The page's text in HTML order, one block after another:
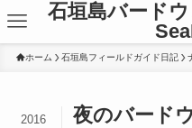
石垣島バード
ホーム 石垣島フィールドガイド日記
夜のバード
2016